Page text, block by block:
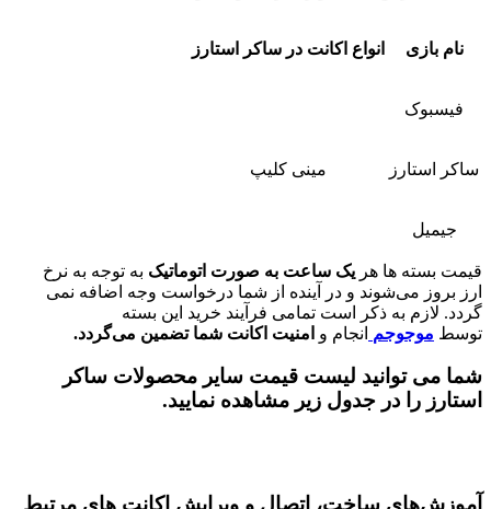
نام بازی انواع اکانت در ساکر استارز
فیسبوک
ساکر استارز مینی کلیپ
جیمیل
قیمت بسته ها هر یک ساعت به صورت اتوماتیک به توجه به نرخ
ارز بروز می‌شوند و در آینده از شما درخواست وجه اضافه نمی
گردد. لازم به ذکر است تمامی فرآیند خرید این بسته
توسط موجوجم انجام و امنیت اکانت شما تضمین می‌گردد.
شما می توانید لیست قیمت سایر محصولات ساکر
استارز را در جدول زیر مشاهده نمایید.
آموزش‌های ساخت، اتصال و ویرایش اکانت های مرتبط